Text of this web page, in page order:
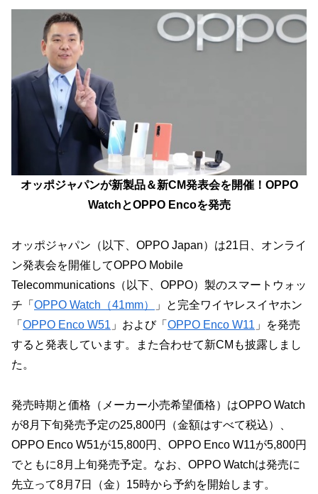
オッポジャパンが新製品＆新CM発表会を開催！OPPO
WatchとOPPO Encoを発売
オッポジャパン（以下、OPPO Japan）は21日、オンライ
ン発表会を開催してOPPO Mobile
Telecommunications（以下、OPPO）製のスマートウォッ
チ「 OPPO Watch（41mm）
」と完全ワイヤレスイヤホン
「 OPPO Enco W51 」および「 OPPO Enco W11 」を発売
すると発表しています。また合わせて新CMも披露しまし
た。
発売時期と価格（メーカー小売希望価格）はOPPO Watch
が8月下旬発売予定の25,800円（金額はすべて税込）、
OPPO Enco W51が15,800円、OPPO Enco W11が5,800円
でともに8月上旬発売予定。なお、OPPO Watchは発売に
先立って8月7日（金）15時から予約を開始します。